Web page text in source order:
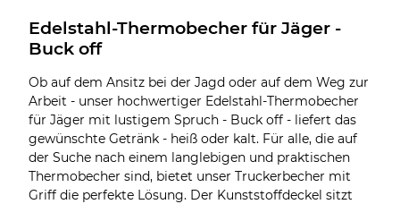
Edelstahl-Thermobecher für Jäger -
Buck off
Ob auf dem Ansitz bei der Jagd oder auf dem Weg zur
Arbeit - unser hochwertiger Edelstahl-Thermobecher
für Jäger mit lustigem Spruch - Buck off - liefert das
gewünschte Getränk - heiß oder kalt. Für alle, die auf
der Suche nach einem langlebigen und praktischen
Thermobecher sind, bietet unser Truckerbecher mit
Griff die perfekte Lösung. Der Kunststoffdeckel sitzt